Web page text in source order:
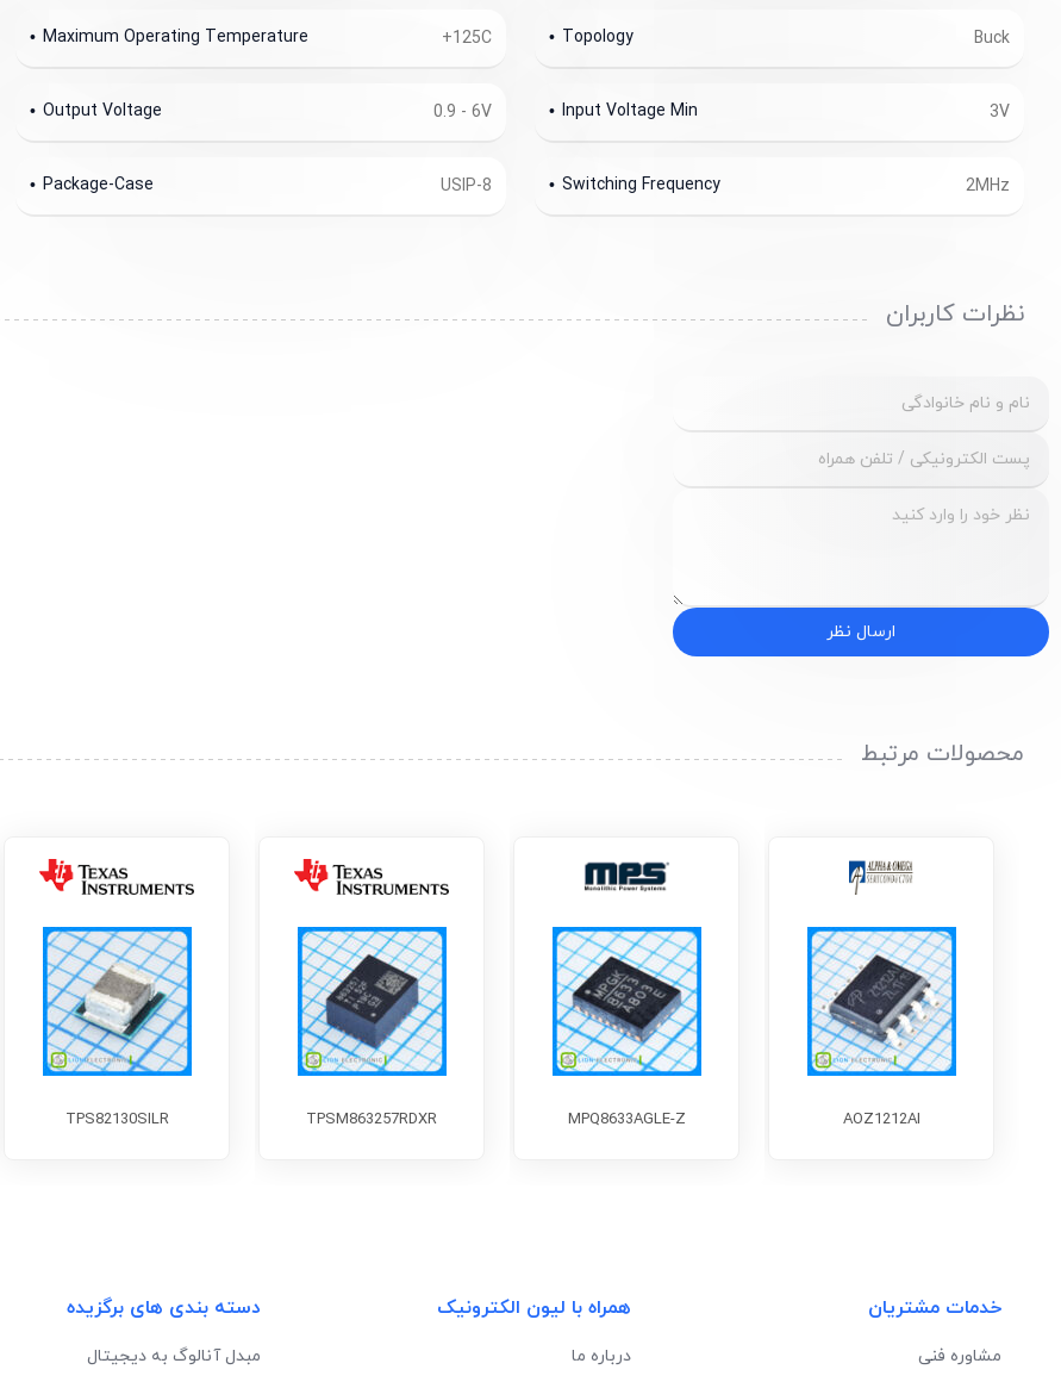
Buck
Topology
+125C
Maximum Operating Temperature
3V
Input Voltage Min
0.9 - 6V
Output Voltage
2MHz
Switching Frequency
USIP-8
Package-Case
نظرات کاربران
ارسال نظر
محصولات مرتبط
AOZ1212AI
MPQ8633AGLE-Z
TPSM863257RDXR
TPS82130SILR
خدمات مشتریان
مشاوره فنی
همراه با لیون الکترونیک
درباره ما
دسته بندی های برگزیده
مبدل آنالوگ به دیجیتال